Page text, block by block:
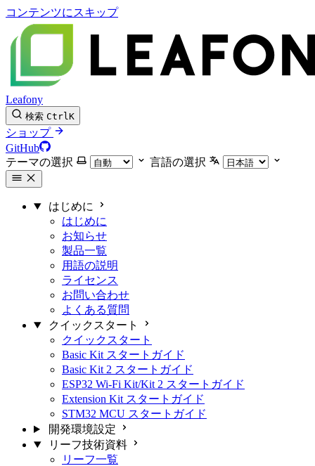
コンテンツにスキップ
Leafony
検索 CtrlK
ショップ
GitHub
テーマの選択
言語の選択
はじめに
はじめに
お知らせ
製品一覧
用語の説明
ライセンス
お問い合わせ
よくある質問
クイックスタート
クイックスタート
Basic Kit スタートガイド
Basic Kit 2 スタートガイド
ESP32 Wi-Fi Kit/Kit 2 スタートガイド
Extension Kit スタートガイド
STM32 MCU スタートガイド
開発環境設定
リーフ技術資料
リーフ一覧